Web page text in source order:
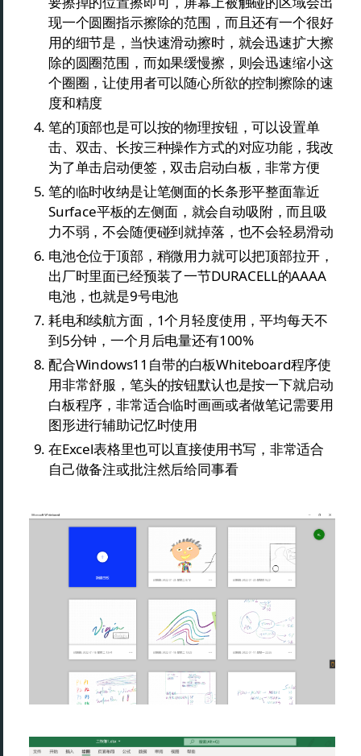
现一个圆圈指示擦除的范围，而且还有一个很好
用的细节是，当快速滑动擦时，就会迅速扩大擦
除的圆圈范围，而如果缓慢擦，则会迅速缩小这
个圈圈，让使用者可以随心所欲的控制擦除的速
度和精度
笔的顶部也是可以按的物理按钮，可以设置单
击、双击、长按三种操作方式的对应功能，我改
为了单击启动便签，双击启动白板，非常方便
笔的临时收纳是让笔侧面的长条形平整面靠近
Surface平板的左侧面，就会自动吸附，而且吸
力不弱，不会随便碰到就掉落，也不会轻易滑动
电池仓位于顶部，稍微用力就可以把顶部拉开，
出厂时里面已经预装了一节DURACELL的AAAA
电池，也就是9号电池
耗电和续航方面，1个月轻度使用，平均每天不
到5分钟，一个月后电量还有100%
配合Windows11自带的白板Whiteboard程序使
用非常舒服，笔头的按钮默认也是按一下就启动
白板程序，非常适合临时画画或者做笔记需要用
图形进行辅助记忆时使用
在Excel表格里也可以直接使用书写，非常适合
自己做备注或批注然后给同事看